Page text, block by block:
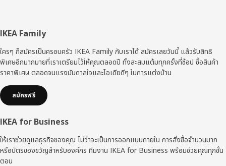
ส่วน
ท้าย
IKEA Family
ใครๆ ก็สมัครเป็นครอบครัว IKEA Family กับเราได้ สมัครเลยวันนี้ แล้วรับสิทธิ
พิเศษอีกมากมายที่เราเตรียมไว้ให้คุณตลอดปี ทั้งสะสมแต้มทุกครั้งที่ช้อป ซื้อสินค้า
ราคาพิเศษ ตลอดจนแรงบันดาลใจและไอเดียดีๆ ในการแต่งบ้าน
สมัครฟรี
IKEA for Business
ให้เราช่วยดูแลธุรกิจของคุณ ไม่ว่าจะเป็นการออกแบบภายใน การสั่งซื้อจำนวนมาก
หรือบัตรของขวัญสำหรับองค์กร ทีมงาน IKEA for Business พร้อมช่วยคุณทุกขั้น
ตอน